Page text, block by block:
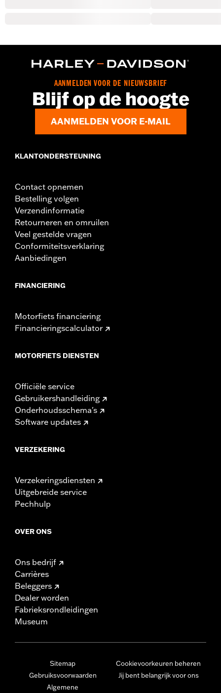
AANMELDEN VOOR DE NIEUWSBRIEF
Blijf op de hoogte
AANMELDEN VOOR E-MAIL
KLANTONDERSTEUNING
Contact opnemen
Bestelling volgen
Verzendinformatie
Retourneren en omruilen
Veel gestelde vragen
Conformiteitsverklaring
Aanbiedingen
FINANCIERING
Motorfiets financiering
Financieringscalculator
MOTORFIETS DIENSTEN
Officiële service
Gebruikershandleiding
Onderhoudsschema's
Software updates
VERZEKERING
Verzekeringsdiensten
Uitgebreide service
Pechhulp
OVER ONS
Ons bedrijf
Carrières
Beleggers
Dealer worden
Fabrieksrondleidingen
Museum
Sitemap
Gebruiksvoorwaarden
Algemene
Cookievoorkeuren beheren
Jij bent belangrijk voor ons